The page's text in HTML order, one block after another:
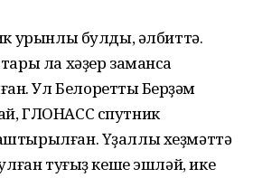
урынлы булды, әлбиттә.
ла хәҙер заманса
Ул Белореттың Берҙәм
ГЛОНАСС спутник
Үҙаллы хеҙмәттә
туғыҙ кеше эшләй, ике